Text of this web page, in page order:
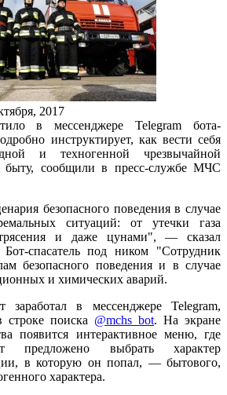
, 2017
в мессенджере Telegram бота-
инструктирует, как вести себя
и техногенной чрезвычайной
быту, сообщили в пресс-службе МЧС
безопасного поведения в случае
ситуаций: от утечки газа
и даже цунами", — сказал
спасатель под ником "Сотрудник
безопасного поведения и в случае
и химических аварий.
в мессенджере Telegram,
строке поиска @mchs_bot. На экране
появится интерактивное меню, где
предложено выбрать характер
в которую он попал, — бытового,
характера.